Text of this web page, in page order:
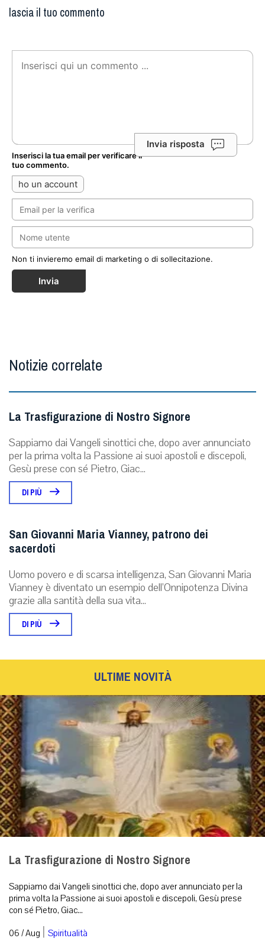
lascia il tuo commento
Invia risposta
Inserisci la tua email per verificare il
tuo commento.
ho un account
Non ti invieremo email di marketing o di sollecitazione.
Invia
Notizie correlate
La Trasfigurazione di Nostro Signore
Sappiamo dai Vangeli sinottici che, dopo aver annunciato
per la prima volta la Passione ai suoi apostoli e discepoli,
Gesù prese con sé Pietro, Giac...
DI PIÙ
San Giovanni Maria Vianney, patrono dei
sacerdoti
Uomo povero e di scarsa intelligenza, San Giovanni Maria
Vianney è diventato un esempio dell’Onnipotenza Divina
grazie alla santità della sua vita...
DI PIÙ
ULTIME NOVITÀ
La Trasfigurazione di Nostro Signore
Sappiamo dai Vangeli sinottici che, dopo aver annunciato per la
prima volta la Passione ai suoi apostoli e discepoli, Gesù prese
con sé Pietro, Giac...
06 / Aug | Spiritualità